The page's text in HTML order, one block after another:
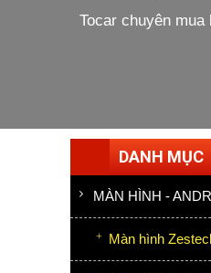
Tocar chuyên
DANH MỤC
MÀN HÌNH -
Màn hình